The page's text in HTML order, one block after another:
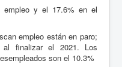
empleo y el 17.6% en el
empleo están en paro;
al finalizar el 2021. Los
son el 10.3%